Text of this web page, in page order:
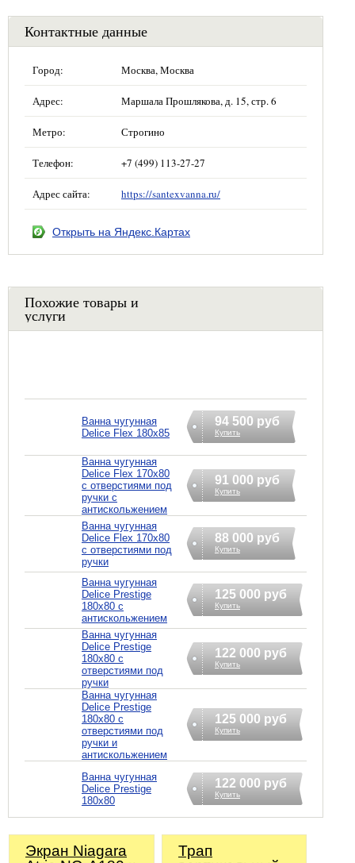
Контактные данные
Город: Москва, Москва
Адрес: Маршала Прошлякова, д. 15, стр. 6
Метро: Строгино
Телефон: +7 (499) 113-27-27
Адрес сайта: https://santexvanna.ru/
Открыть на Яндекс.Картах
Похожие товары и
услуги
Ванна чугунная
Delice Flex 180x85
94 500 руб
Купить
Ванна чугунная
Delice Flex 170x80
с отверстиями под
ручки с
антискольжением
91 000 руб
Купить
Ванна чугунная
Delice Flex 170x80
с отверстиями под
ручки
88 000 руб
Купить
Ванна чугунная
Delice Prestige
180x80 с
антискольжением
125 000 руб
Купить
Ванна чугунная
Delice Prestige
180x80 с
отверстиями под
ручки
122 000 руб
Купить
Ванна чугунная
Delice Prestige
180x80 с
отверстиями под
ручки и
антискольжением
125 000 руб
Купить
Ванна чугунная
Delice Prestige
180x80
122 000 руб
Купить
Экран Niagara
Трап